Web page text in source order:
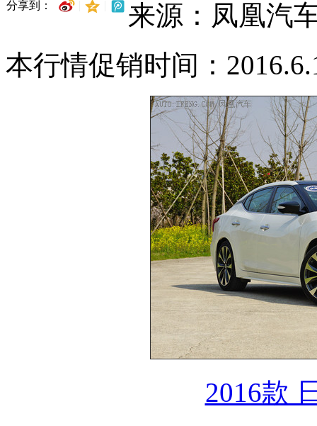
分享到：
来源：凤凰汽
本行情促销时间：
2016款